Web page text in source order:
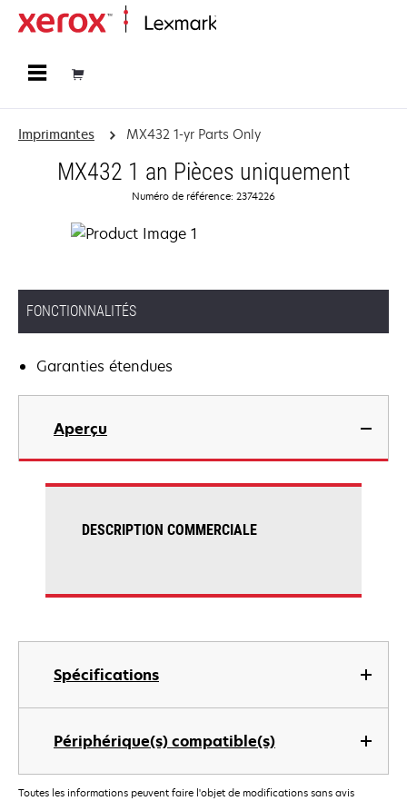
Imprimantes MX432 1-yr Parts Only
MX432 1 an Pièces uniquement
Numéro de référence: 2374226
FONCTIONNALITÉS
Garanties étendues
Aperçu
Spécifications
Périphérique(s) compatible(s)
DESCRIPTION COMMERCIALE
Toutes les informations peuvent faire l'objet de modifications sans avis